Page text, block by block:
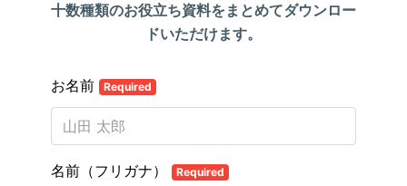
十数種類のお役立ち資料をまとめてダウンロー
ドいただけます。
お名前 Required
名前（フリガナ） Required